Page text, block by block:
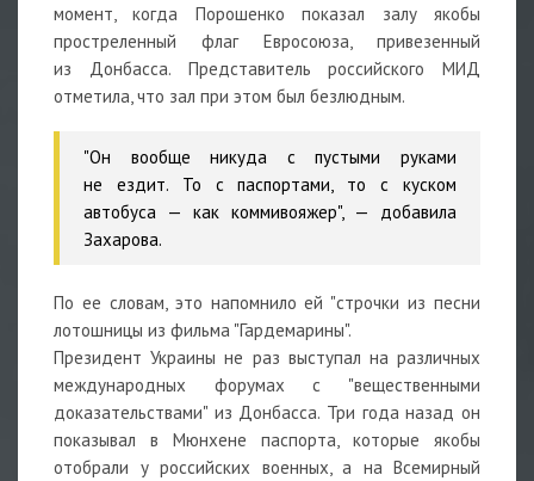
момент, когда Порошенко показал залу якобы
простреленный флаг Евросоюза, привезенный
из Донбасса. Представитель российского МИД
отметила, что зал при этом был безлюдным.
"Он вообще никуда с пустыми руками
не ездит. То с паспортами, то с куском
автобуса — как коммивояжер", — добавила
Захарова.
По ее словам, это напомнило ей "строчки из песни
лотошницы из фильма "Гардемарины".
Президент Украины не раз выступал на различных
международных форумах с "вещественными
доказательствами" из Донбасса. Три года назад он
показывал в Мюнхене паспорта, которые якобы
отобрали у российских военных, а на Всемирный